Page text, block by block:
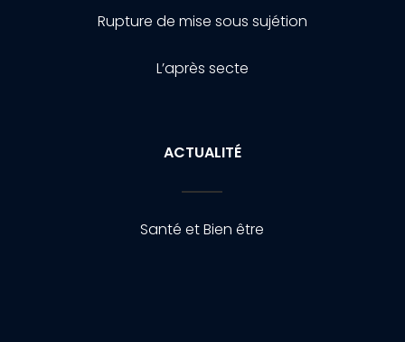
Rupture de mise sous sujétion
L’après secte
ACTUALITÉ
Santé et Bien être